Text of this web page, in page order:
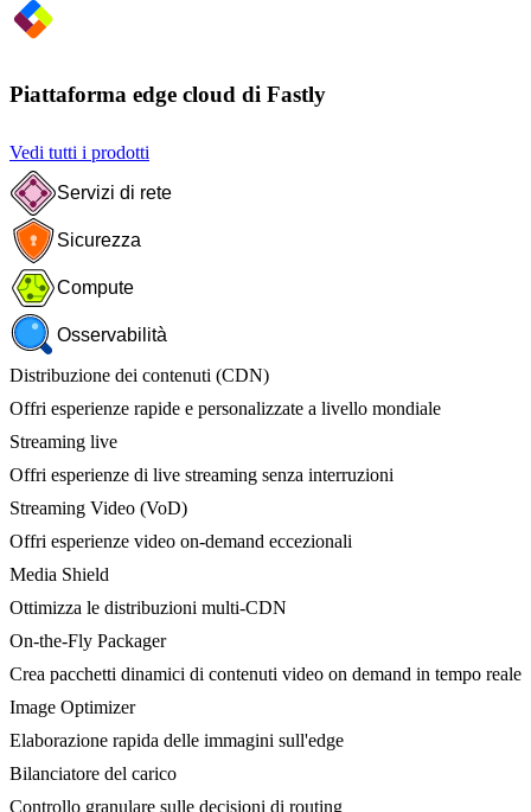
Piattaforma edge cloud di Fastly
Vedi tutti i prodotti
Servizi di rete
Sicurezza
Compute
Osservabilità
Distribuzione dei contenuti (CDN)
Offri esperienze rapide e personalizzate a livello mondiale
Streaming live
Offri esperienze di live streaming senza interruzioni
Streaming Video (VoD)
Offri esperienze video on-demand eccezionali
Media Shield
Ottimizza le distribuzioni multi-CDN
On-the-Fly Packager
Crea pacchetti dinamici di contenuti video on demand in tempo reale
Image Optimizer
Elaborazione rapida delle immagini sull'edge
Bilanciatore del carico
Controllo granulare sulle decisioni di routing